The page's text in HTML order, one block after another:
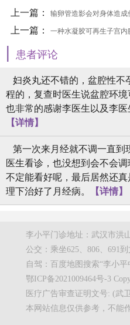
上一篇： 输卵管造影会对身体造成
上一篇： 一种水凝胶可再生子宫
不育症
| 患者评论
妇炎丸还不错的，盆腔性不
程的，复查时医生说盆腔环
也非常的感谢李医生以及李
【详情】
第一次来月经就不调一直到
医生看诊，也没想到会不会
不定能看好呢，最后居然还
理下治好了月经病。
【详情】
李小平门诊地址：武汉市洪
公交：乘坐625、806、691
自驾：百度地图搜索“李小平
鄂ICP备2021009464号-3
医疗广告审查证明文号: (武
本网站信息仅供参考，不能